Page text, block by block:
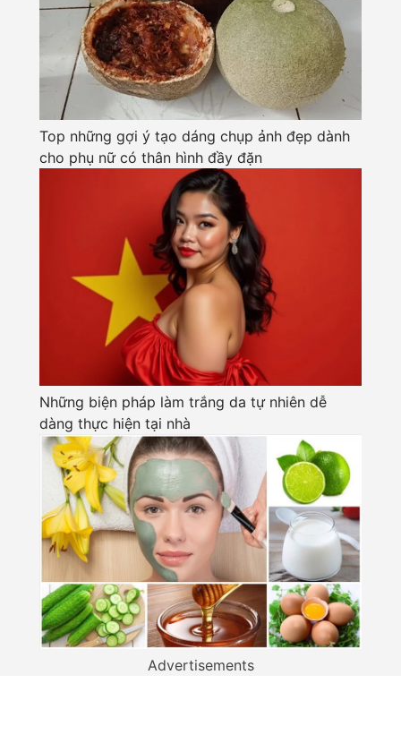
Top những gợi ý tạo dáng chụp ảnh đẹp dành
cho phụ nữ có thân hình đầy đặn
Những biện pháp làm trắng da tự nhiên dễ
dàng thực hiện tại nhà
Advertisements